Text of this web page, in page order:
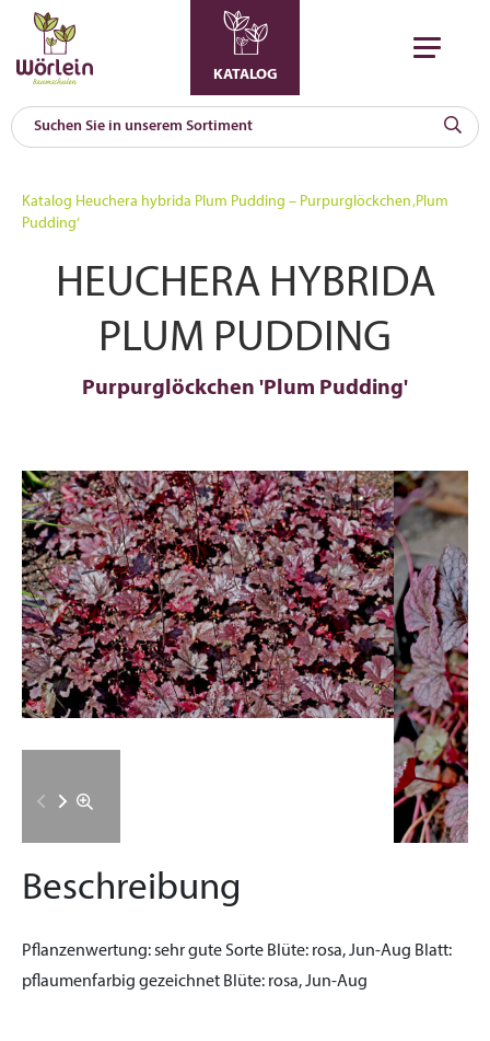
KATALOG
Katalog Heuchera hybrida Plum Pudding – Purpurglöckchen ‚Plum
Pudding‘
HEUCHERA HYBRIDA
PLUM PUDDING
Purpurglöckchen 'Plum Pudding'
Beschreibung
Pflanzenwertung:sehr gute Sorte Blüte: rosa, Jun-Aug Blatt:
pflaumenfarbig gezeichnet Blüte: rosa, Jun-Aug